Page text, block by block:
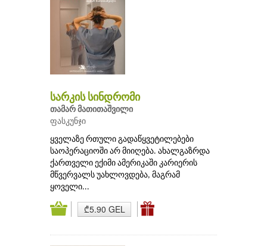
სარკის სინდრომი
თამარ მათითაშვილი
ფასკუნჯი
ყველაზე რთული გადაწყვეტილებები
საოპერაციოში არ მიიღება. ახალგაზრდა
ქართველი ექიმი ამერიკაში კარიერის
მწვერვალს უახლოვდება, მაგრამ
ყოველი...
₾5.90 GEL